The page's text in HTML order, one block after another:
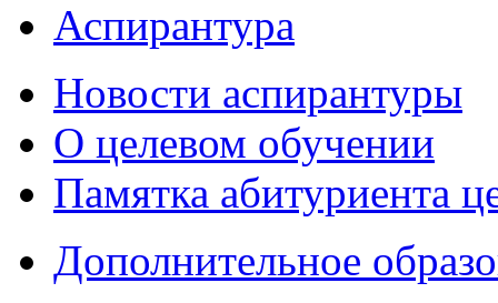
Аспирантура
Новости аспирантуры
О целевом обучении
Памятка абитуриента
Дополнительное